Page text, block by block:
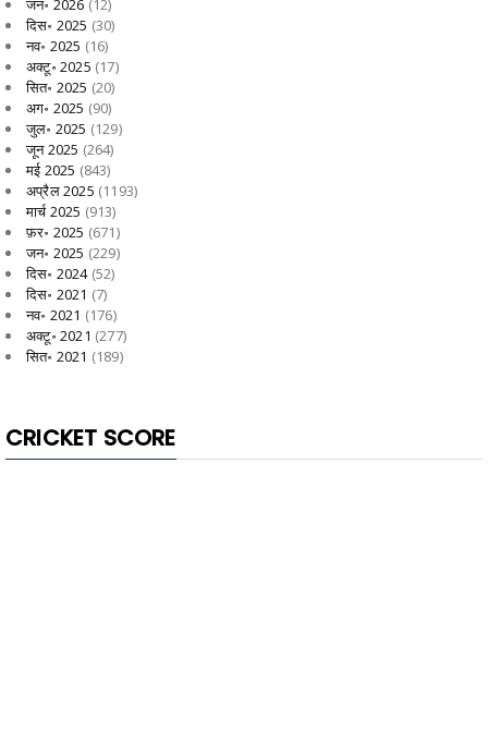
जन॰ 2026 (12)
दिस॰ 2025 (30)
नव॰ 2025 (16)
अक्टू॰ 2025 (17)
सित॰ 2025 (20)
अग॰ 2025 (90)
जुल॰ 2025 (129)
जून 2025 (264)
मई 2025 (843)
अप्रैल 2025 (1193)
मार्च 2025 (913)
फ़र॰ 2025 (671)
जन॰ 2025 (229)
दिस॰ 2024(52)
दिस॰ 2021 (7)
नव॰ 2021 (176)
अक्टू॰ 2021 (277)
सित॰ 2021 (189)
CRICKET SCORE